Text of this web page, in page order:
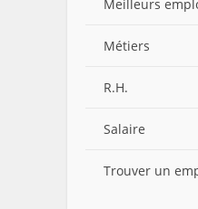
Meilleurs
Métiers
R.H.
Salaire
Trouver un